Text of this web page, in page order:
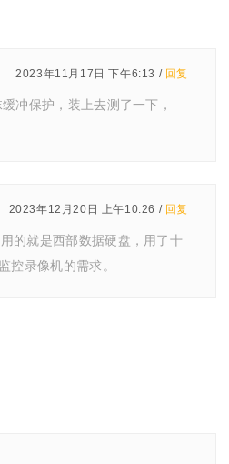
2023年11月17日 下午6:13 / 回复
冲保护，装上去测了一下，
2023年12月20日 上午10:26 / 回复
的就是西部数据硬盘，用了十
控录像机的需求。